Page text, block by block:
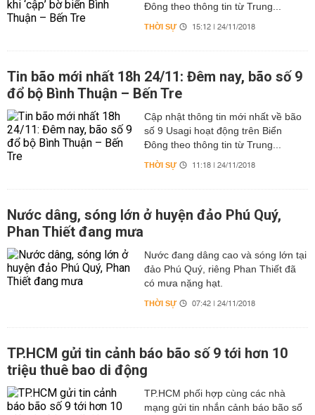
Đông theo thông tin từ Trung...
THỜI SỰ 15:12 | 24/11/2018
Tin bão mới nhất 18h 24/11: Đêm nay, bão số 9
đổ bộ Bình Thuận – Bến Tre
Cập nhật thông tin mới nhất về bão
số 9 Usagi hoạt động trên Biển
Đông theo thông tin từ Trung...
THỜI SỰ 11:18 | 24/11/2018
Nước dâng, sóng lớn ở huyện đảo Phú Quý,
Phan Thiết đang mưa
Nước đang dâng cao và sóng lớn tại
đảo Phú Quý, riêng Phan Thiết đã
có mưa nặng hạt.
THỜI SỰ 07:42 | 24/11/2018
TP.HCM gửi tin cảnh báo bão số 9 tới hơn 10
triệu thuê bao di động
TP.HCM phối hợp cùng các nhà
mạng gửi tin nhắn cảnh báo bão số